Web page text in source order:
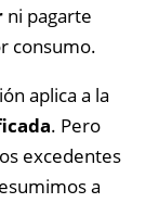
ni pagarte
consumo.
aplica a la
. Pero
excedentes
a